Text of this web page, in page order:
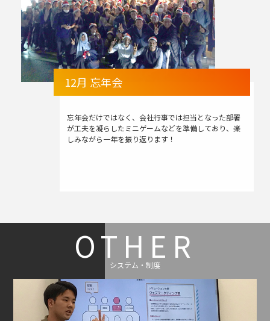
12月 忘年会
忘年会だけではなく、会社行事では担当となった部署
が工夫を凝らしたミニゲームなどを準備しており、楽
しみながら一年を振り返ります！
OTHER
システム・制度